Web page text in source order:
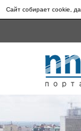
Сайт собирает cookie,